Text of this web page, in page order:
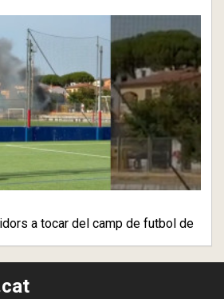
a tocar del camp de futbol de